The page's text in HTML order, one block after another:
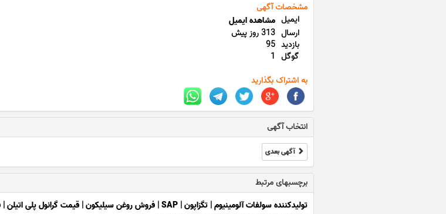
مشخصات آگهی
ایمیل مشاهده ایمیل
ارسال 313 روز پیش
بازدید 95
گوگل 1
به اشتراک بگذارید
انتخاب آگهی
آگهی بعدی
برچسبهای مرتبط
تولیدکننده سولفات آلومینیوم|تگزاپون|
SAP
|فروش روغن سیلیکون|قیمت گرانول پلی اتیلن|